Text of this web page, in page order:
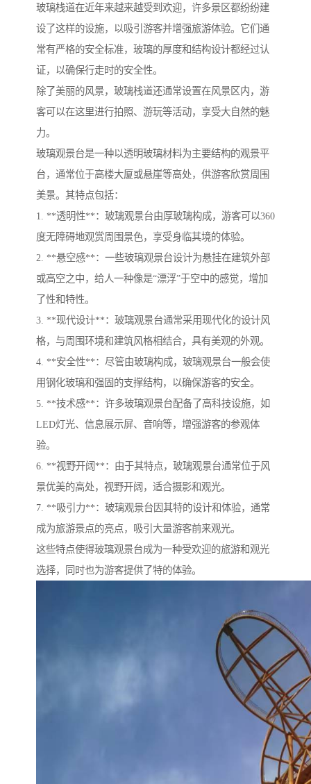
玻璃栈道在近年来越来越受到欢迎，许多景区都纷纷建
设了这样的设施，以吸引游客并增强旅游体验。它们通
常有严格的安全标准，玻璃的厚度和结构设计都经过认
证，以确保行走时的安全性。
除了美丽的风景，玻璃栈道还通常设置在风景区内，游
客可以在这里进行拍照、游玩等活动，享受大自然的魅
力。
玻璃观景台是一种以透明玻璃材料为主要结构的观景平
台，通常位于高楼大厦或悬崖等高处，供游客欣赏周围
美景。其特点包括：
1. **透明性**：玻璃观景台由厚玻璃构成，游客可以360
度无障碍地观赏周围景色，享受身临其境的体验。
2. **悬空感**：一些玻璃观景台设计为悬挂在建筑外部
或高空之中，给人一种像是“漂浮”于空中的感觉，增加
了性和特性。
3. **现代设计**：玻璃观景台通常采用现代化的设计风
格，与周围环境和建筑风格相结合，具有美观的外观。
4. **安全性**：尽管由玻璃构成，玻璃观景台一般会使
用钢化玻璃和强固的支撑结构，以确保游客的安全。
5. **技术感**：许多玻璃观景台配备了高科技设施，如
LED灯光、信息展示屏、音响等，增强游客的参观体
验。
6. **视野开阔**：由于其特点，玻璃观景台通常位于风
景优美的高处，视野开阔，适合摄影和观光。
7. **吸引力**：玻璃观景台因其特的设计和体验，通常
成为旅游景点的亮点，吸引大量游客前来观光。
这些特点使得玻璃观景台成为一种受欢迎的旅游和观光
选择，同时也为游客提供了特的体验。